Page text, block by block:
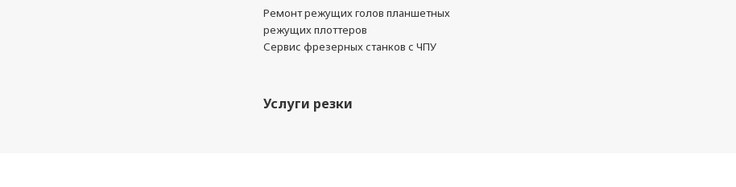
Ремонт режущих голов планшетных
режущих плоттеров
Сервис фрезерных станков с ЧПУ
Услуги резки